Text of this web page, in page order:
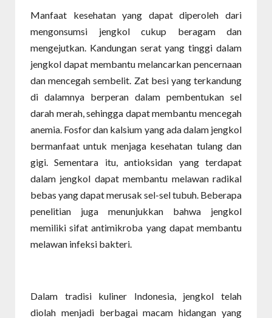
Manfaat kesehatan yang dapat diperoleh dari
mengonsumsi jengkol cukup beragam dan
mengejutkan. Kandungan serat yang tinggi dalam
jengkol dapat membantu melancarkan pencernaan
dan mencegah sembelit. Zat besi yang terkandung
di dalamnya berperan dalam pembentukan sel
darah merah, sehingga dapat membantu mencegah
anemia. Fosfor dan kalsium yang ada dalam jengkol
bermanfaat untuk menjaga kesehatan tulang dan
gigi. Sementara itu, antioksidan yang terdapat
dalam jengkol dapat membantu melawan radikal
bebas yang dapat merusak sel-sel tubuh. Beberapa
penelitian juga menunjukkan bahwa jengkol
memiliki sifat antimikroba yang dapat membantu
melawan infeksi bakteri.
Dalam tradisi kuliner Indonesia, jengkol telah
diolah menjadi berbagai macam hidangan yang